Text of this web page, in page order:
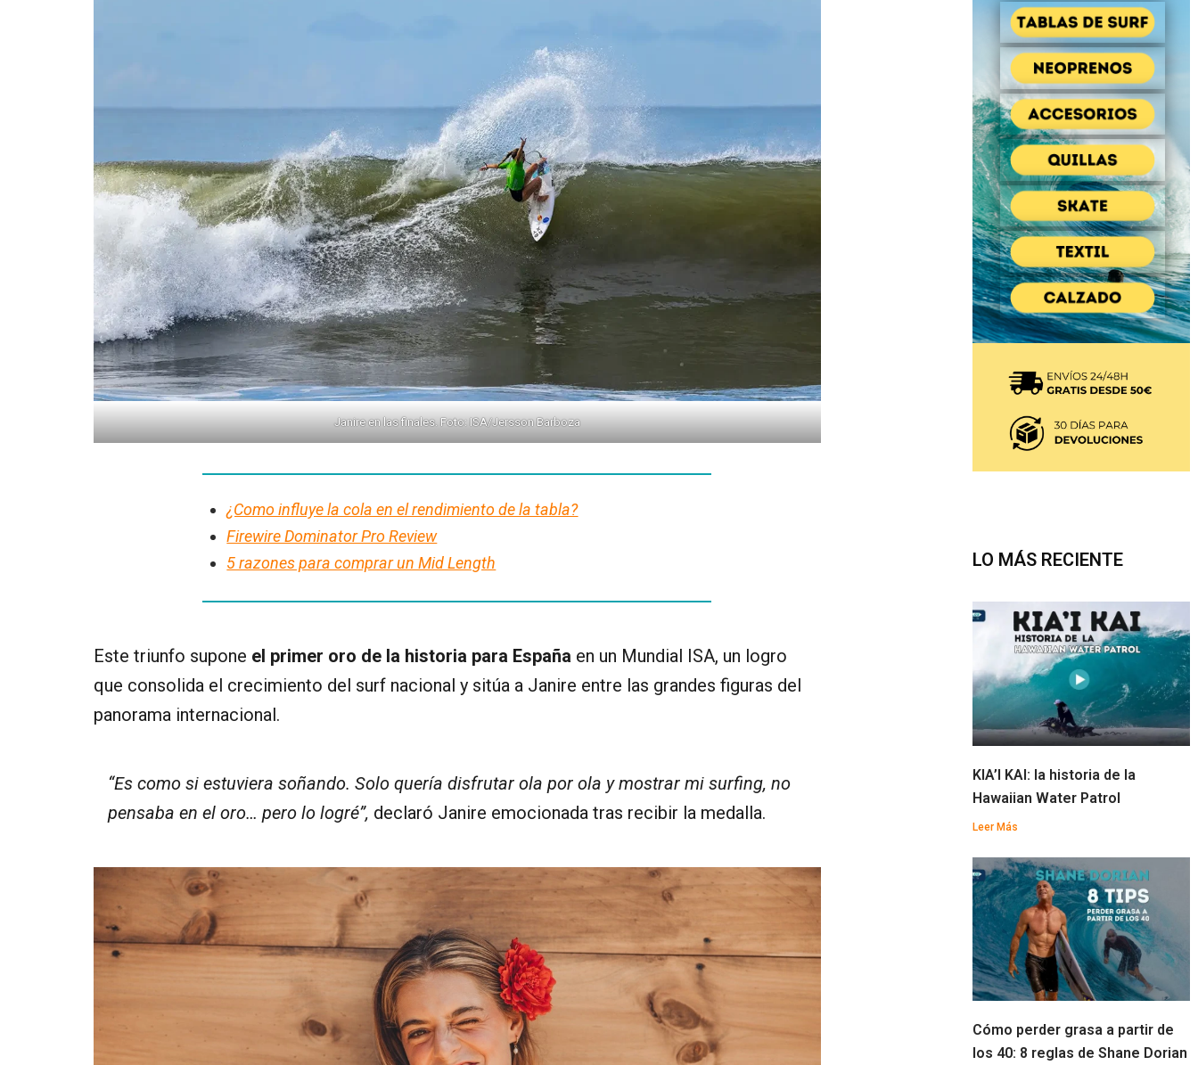
Janire en las finales. Foto: ISA/Jersson Barboza
¿Como influye la cola en el rendimiento de la tabla?
Firewire Dominator Pro Review
5 razones para comprar un Mid Length
Este triunfo supone el primer oro de la historia para España en un Mundial ISA, un logro
que consolida el crecimiento del surf nacional y sitúa a Janire entre las grandes figuras del
panorama internacional.
“Es como si estuviera soñando. Solo quería disfrutar ola por ola y mostrar mi surfing, no
pensaba en el oro… pero lo logré”, declaró Janire emocionada tras recibir la medalla.
LO MÁS RECIENTE
KIA’I KAI: la historia de la
Hawaiian Water Patrol
Leer Más
Cómo perder grasa a partir de
los 40: 8 reglas de Shane Dorian